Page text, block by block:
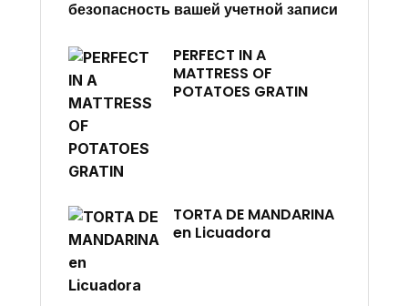
безопасность вашей учетной записи
PERFECT IN A
MATTRESS OF
POTATOES GRATIN
TORTA DE MANDARINA
en Licuadora